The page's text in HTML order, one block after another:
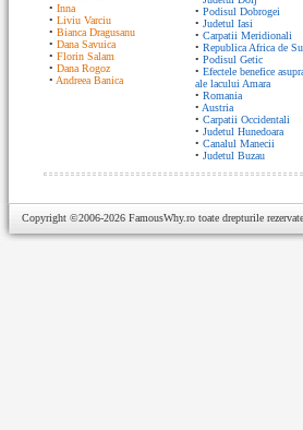
• Inna
• Liviu Varciu
• Bianca Dragusanu
• Dana Savuica
• Florin Salam
• Dana Rogoz
• Andreea Banica
• Podisul Dobrogei
• Judetul Iasi
• Carpatii Meridionali
• Republica Africa de
• Podisul Getic
• Efectele benefice
ale lacului Amara
• Romania
• Austria
• Carpatii Occidentali
• Judetul Hunedoara
• Canalul Manecii
• Judetul Buzau
Copyright ©2006-2026 FamousWhy.ro toate drepturile